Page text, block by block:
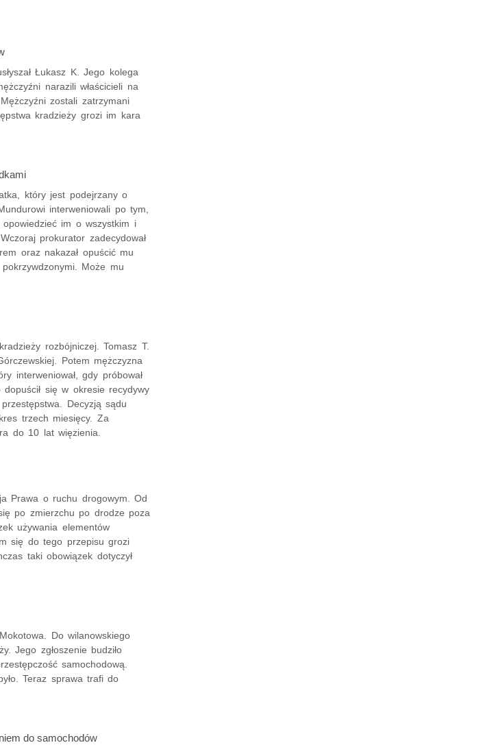
Łukasz K. Jego kolega
narazili właścicieli na
zostali zatrzymani
kradzieży grozi im kara
który jest podejrzany o
interweniowali po tym,
opowiedzieć im o wszystkim i
prokurator zadecydował
oraz nakazał opuścić mu
Może mu
rozbójniczej. Tomasz T.
Potem mężczyzna
interweniował, gdy próbował
się w okresie recydywy
Decyzją sądu
trzech miesięcy. Za
do 10 lat więzienia.
Prawa o ruchu drogowym. Od
po zmierzchu po drodze poza
używania elementów
się do tego przepisu grozi
taki obowiązek dotyczył
Do wilanowskiego
Jego zgłoszenie budziło
samochodową.
Teraz sprawa trafi do
do samochodów